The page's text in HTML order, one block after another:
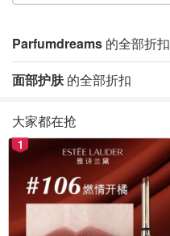
Parfumdreams 的全部折扣
面部护肤的全部折扣
大家都在抢
1